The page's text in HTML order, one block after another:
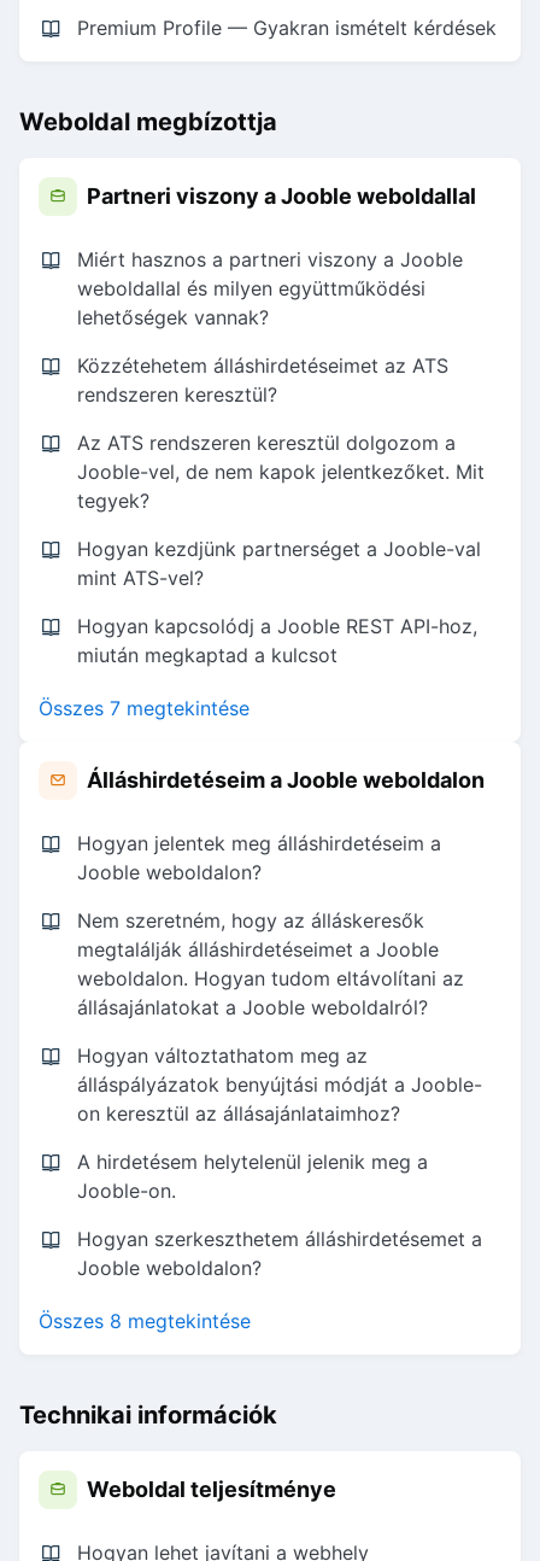
Premium Profile — Gyakran ismételt kérdések
Weboldal megbízottja
Partneri viszony a Jooble weboldallal
Miért hasznos a partneri viszony a Jooble
weboldallal és milyen együttműködési
lehetőségek vannak?
Közzétehetem álláshirdetéseimet az ATS
rendszeren keresztül?
Az ATS rendszeren keresztül dolgozom a
Jooble-vel, de nem kapok jelentkezőket. Mit
tegyek?
Hogyan kezdjünk partnerséget a Jooble-val
mint ATS-vel?
Hogyan kapcsolódj a Jooble REST API-hoz,
miután megkaptad a kulcsot
Összes 7 megtekintése
Álláshirdetéseim a Jooble weboldalon
Hogyan jelentek meg álláshirdetéseim a
Jooble weboldalon?
Nem szeretném, hogy az álláskeresők
megtalálják álláshirdetéseimet a Jooble
weboldalon. Hogyan tudom eltávolítani az
állásajánlatokat a Jooble weboldalról?
Hogyan változtathatom meg az
álláspályázatok benyújtási módját a Jooble-
on keresztül az állásajánlataimhoz?
A hirdetésem helytelenül jelenik meg a
Jooble-on.
Hogyan szerkeszthetem álláshirdetésemet a
Jooble weboldalon?
Összes 8 megtekintése
Technikai információk
Weboldal teljesítménye
Hogyan lehet javítani a webhely